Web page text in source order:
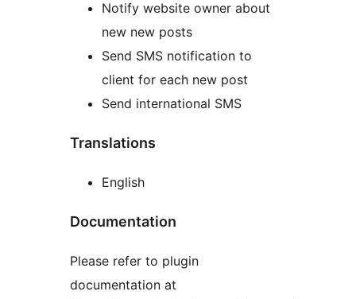
Notify website owner about
new new posts
Send SMS notification to
client for each new post
Send international SMS
Translations
English
Documentation
Please refer to plugin
documentation at